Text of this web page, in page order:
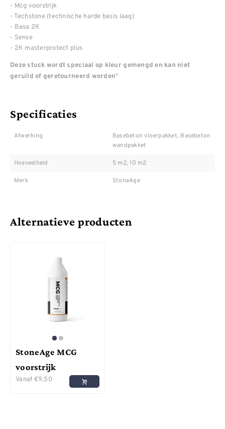
- Mcg voorstrijk
- Techstone (technische harde basis laag)
- Basa 2K
- Sense
- 2K masterprotect plus
Deze stuck wordt speciaal op kleur gemengd en kan niet
geruild of geretourneerd worden"
Specificaties
Afwerking
Basebeton vloerpakket, Basebeton
wandpakket
Hoeveelheid 5 m2, 10 m2
Merk StoneAge
Alternatieve producten
StoneAge MCG
voorstrijk
Vanaf €9,50